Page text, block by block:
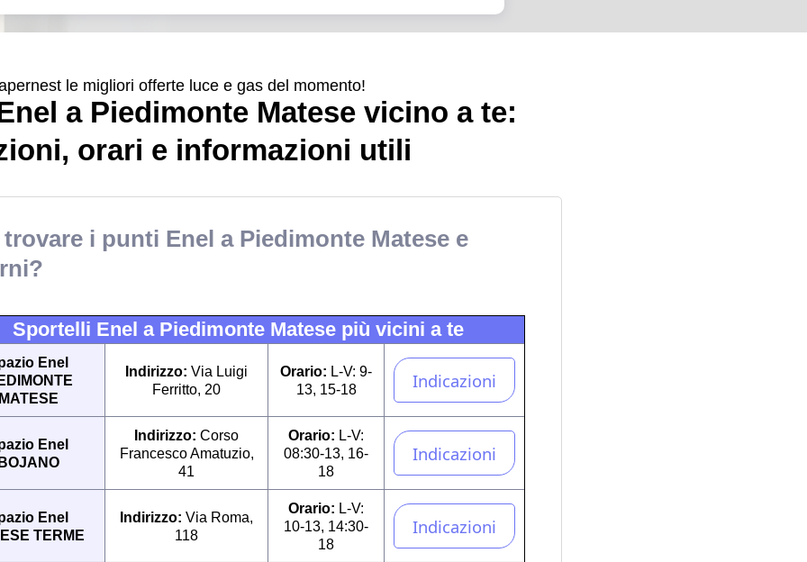
le migliori offerte luce e gas del momento!
a Piedimonte Matese vicino a te:
orari e informazioni utili
trovare i punti Enel a Piedimonte Matese e
Sportelli Enel a Piedimonte Matese più vicini a te
Enel
MATESE
Indirizzo: Via Luigi
Ferritto, 20
Orario: L-V: 9-
13, 15-18
Enel
Indirizzo: Corso
Francesco Amatuzio,
41
Orario: L-V:
08:30-13, 16-
18
Enel
TERME
Indirizzo: Via Roma,
118
Orario: L-V:
10-13, 14:30-
18